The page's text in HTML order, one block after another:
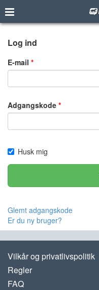
Log ind
E-mail
Adgangskode
Husk mig
Glemt adgangskode
Er du ny bruger?
Vilkår og privatlivspolitik
Regler
FAQ